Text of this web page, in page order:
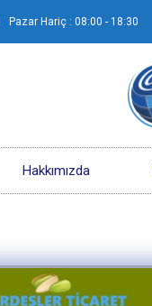
Pazar Hariç : 08:00 - 18:30
Hakkımızda